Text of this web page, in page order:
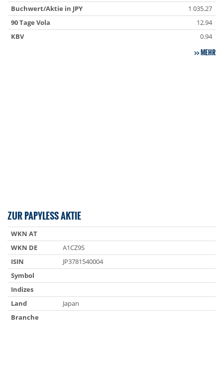
Buchwert/Aktie in JPY
1 035.27
90 Tage Vola
12.94
KBV
0.94
MEHR
ZUR PAPYLESS AKTIE
WKN AT
WKN DE
A1CZ9S
ISIN
JP3781540004
Symbol
Indizes
Land
Japan
Branche